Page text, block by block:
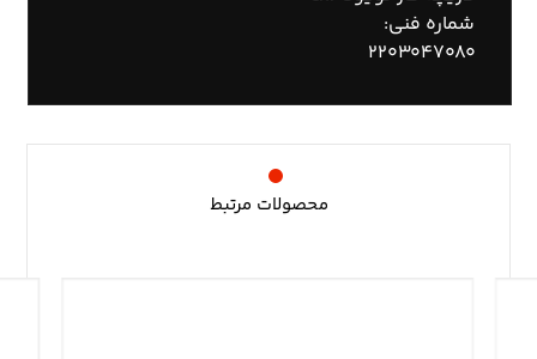
شماره فنی:
۲۲۰۳۰۴۷۰۸۰
محصولات مرتبط